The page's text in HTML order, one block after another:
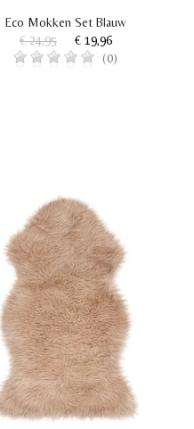
Eco Mokken Set Blauw
€ 24,95
€ 19,96
(0)